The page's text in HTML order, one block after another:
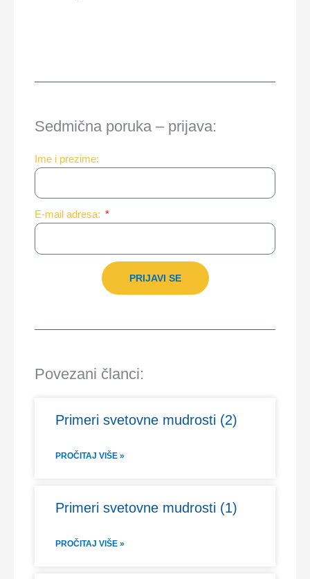
Sedmična poruka – prijava:
Ime i prezime:
E-mail adresa:
PRIJAVI SE
Povezani članci:
Primeri svetovne mudrosti (2)
PROČITAJ VIŠE »
Primeri svetovne mudrosti (1)
PROČITAJ VIŠE »